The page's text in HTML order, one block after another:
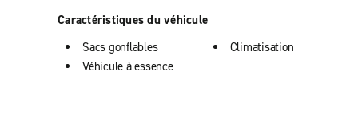
Caractéristiques du véhicule
Sacs gonflables
Véhicule à essence
Climatisation